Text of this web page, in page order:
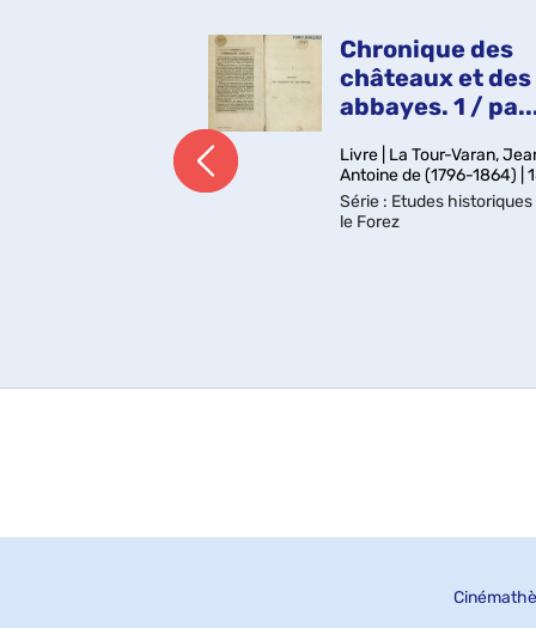
Chronique des
châteaux et des
abbayes. 1 /
Livre | La Tour-Varan,
Antoine de (1796-1864) |
Série: Etudes historiques
le Forez